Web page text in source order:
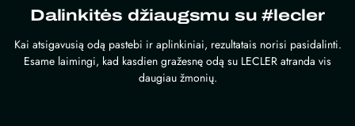
Dalinkitės džiaugsmu su #lecler
Kai atsigavusią odą pastebi ir aplinkiniai, rezultatais norisi pasidalinti.
Esame laimingi, kad kasdien gražesnę odą su LECLER atranda vis
daugiau žmonių.